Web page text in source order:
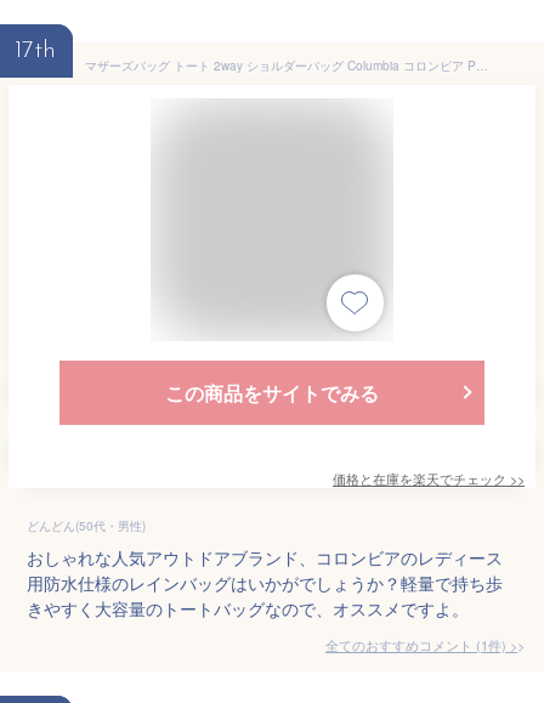
17th
マザーズバッグ トート 2way ショルダーバッグ Columbia コロンビア PU8730 レディース トートバッグ ママバッグ サブバッグ ペアレンツバッグ 撥水 防水 軽量 大容量 26L A4 斜めがけ ナイロン 肩掛け ブラック グレー シンプル 旅行 通勤 スポーツ ジム ポケットいっぱい
この商品をサイトでみる
価格と在庫を楽天でチェック >>
どんどん(50代・男性)
おしゃれな人気アウトドアブランド、コロンビアのレディース
用防水仕様のレインバッグはいかがでしょうか？軽量で持ち歩
きやすく大容量のトートバッグなので、オススメですよ。
全てのおすすめコメント (1件) >